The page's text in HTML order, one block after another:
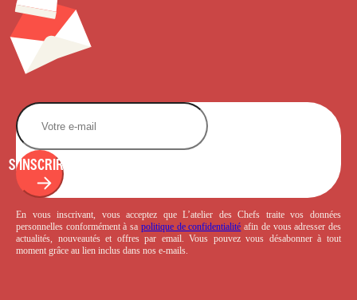
S'INSCRIRE
En vous inscrivant, vous acceptez que L’atelier des Chefs traite vos données
personnelles conformément à sa politique de confidentialité afin de vous adresser des
actualités, nouveautés et offres par email. Vous pouvez vous désabonner à tout
moment grâce au lien inclus dans nos e-mails.